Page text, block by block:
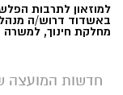
למוזאון לתרבות
באשדוד דרוש/ה
מחלקת חינוך,
חדשות המועצה